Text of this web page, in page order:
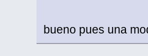
bueno pues una